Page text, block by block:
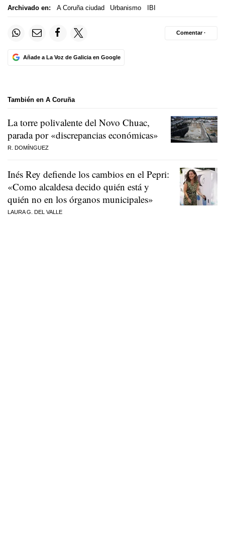
Archivado en: A Coruña ciudad Urbanismo IBI
Añade a La Voz de Galicia en Google
Comentar ·
También en A Coruña
La torre polivalente del Novo Chuac,
parada por «discrepancias económicas»
R. DOMÍNGUEZ
Inés Rey defiende los cambios en el Pepri:
«Como alcaldesa decido quién está y
quién no en los órganos municipales»
LAURA G. DEL VALLE